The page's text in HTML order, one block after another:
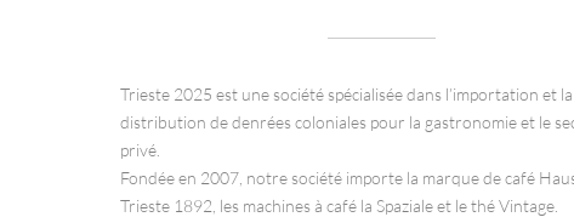
Trieste 2025 est une société spécialisée dans l’importation et la
distribution de denrées coloniales pour la gastronomie et le
privé.
Fondée en 2007, notre société importe la marque de café
Trieste 1892, les machines à café la Spaziale et le thé Vintage.